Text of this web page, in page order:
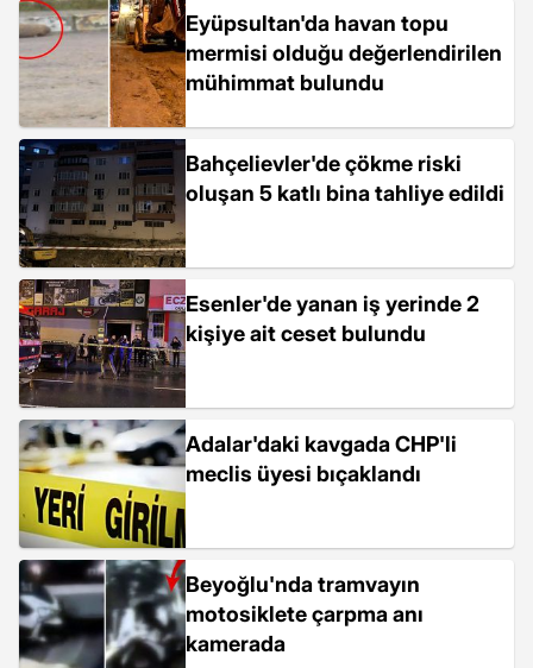
Eyüpsultan'da havan topu
mermisi olduğu değerlendirilen
mühimmat bulundu
Bahçelievler'de çökme riski
oluşan 5 katlı bina tahliye edildi
Esenler'de yanan iş yerinde 2
kişiye ait ceset bulundu
Adalar'daki kavgada CHP'li
meclis üyesi bıçaklandı
Beyoğlu'nda tramvayın
motosiklete çarpma anı
kamerada